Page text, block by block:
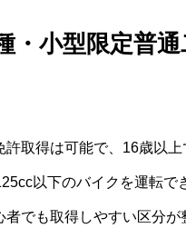
・小型限定普
取得は可能で、16歳以
以下のバイクを運転
でも取得しやすい区分